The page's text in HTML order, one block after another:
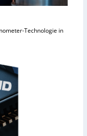
Technologie in